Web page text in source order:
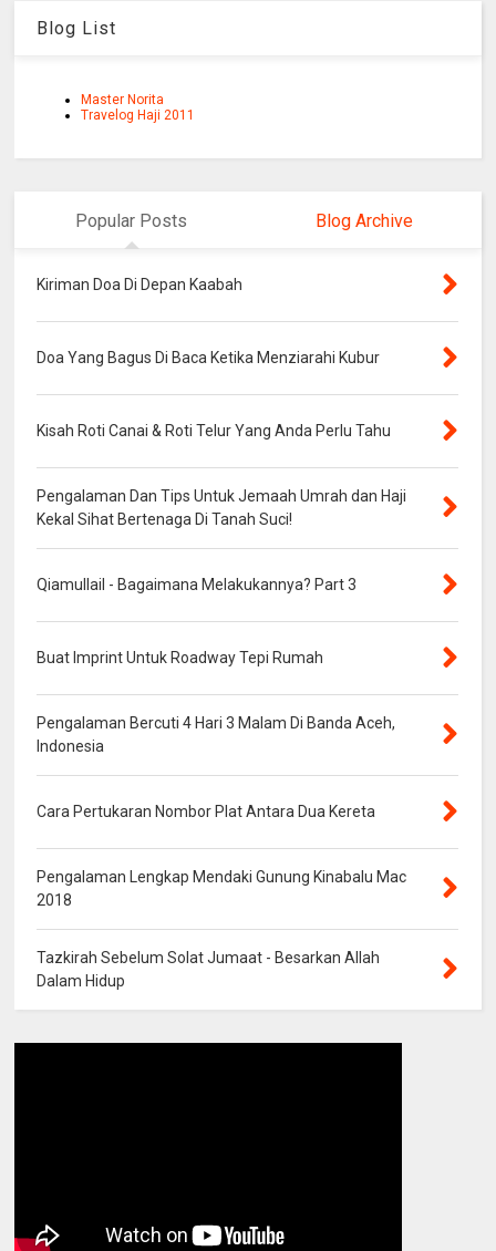
Blog List
Master Norita
Travelog Haji 2011
Popular Posts Blog Archive
Kiriman Doa Di Depan Kaabah
Doa Yang Bagus Di Baca Ketika Menziarahi Kubur
Kisah Roti Canai & Roti Telur Yang Anda Perlu Tahu
Pengalaman Dan Tips Untuk Jemaah Umrah dan Haji
Kekal Sihat Bertenaga Di Tanah Suci!
Qiamullail - Bagaimana Melakukannya? Part 3
Buat Imprint Untuk Roadway Tepi Rumah
Pengalaman Bercuti 4 Hari 3 Malam Di Banda Aceh,
Indonesia
Cara Pertukaran Nombor Plat Antara Dua Kereta
Pengalaman Lengkap Mendaki Gunung Kinabalu Mac
2018
Tazkirah Sebelum Solat Jumaat - Besarkan Allah
Dalam Hidup